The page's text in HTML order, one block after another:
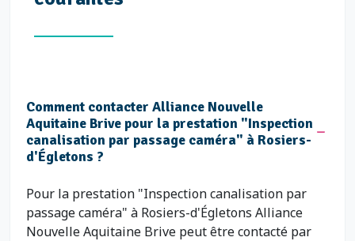
Comment contacter Alliance Nouvelle
Aquitaine Brive pour la prestation "Inspection
canalisation par passage caméra" à Rosiers-
d'Égletons ?
Pour la prestation "Inspection canalisation par
passage caméra" à Rosiers-d'Égletons Alliance
Nouvelle Aquitaine Brive peut être contacté par